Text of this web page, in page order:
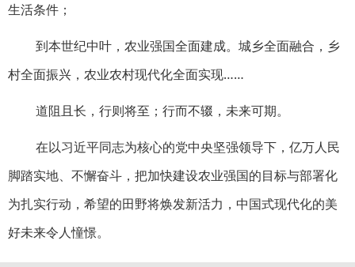
生活条件；
到本世纪中叶，农业强国全面建成。城乡全面融合，乡
村全面振兴，农业农村现代化全面实现……
道阻且长，行则将至；行而不辍，未来可期。
在以习近平同志为核心的党中央坚强领导下，亿万人民
脚踏实地、不懈奋斗，把加快建设农业强国的目标与部署化
为扎实行动，希望的田野将焕发新活力，中国式现代化的美
好未来令人憧憬。